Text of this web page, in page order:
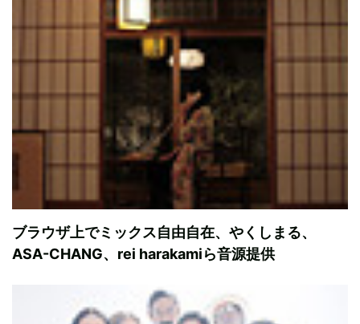
ブラウザ上でミックス自由自在、やくしまる、
ASA-CHANG、rei harakamiら音源提供